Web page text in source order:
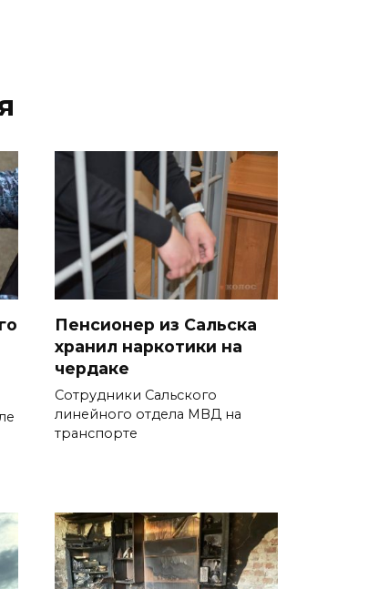
этапа премии
#МЫВМЕСТЕ-2026 на Дону
победителями признаны 29
проектов
05 августа 2026 18:06
К соглашению о наблюдении
за выборами в Госдуму
присоединились 8 партий
05 августа 2026 18:04
Ростовский врач подготовил
Регистрация открыта:
фестиваль инклюзивного
Пенсионер из Сальска
хранил наркотики на
чердаке
Сотрудники Сальского
линейного отдела МВД на
транспорте